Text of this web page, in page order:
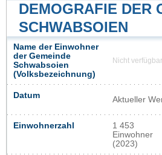
DEMOGRAFIE DER
SCHWABSOIEN
Name der Einwohner
der Gemeinde
Schwabsoien
(Volksbezeichnung)
Nicht verfügbar
Datum Aktueller
Einwohnerzahl
1 453
Einwohner
(2023)